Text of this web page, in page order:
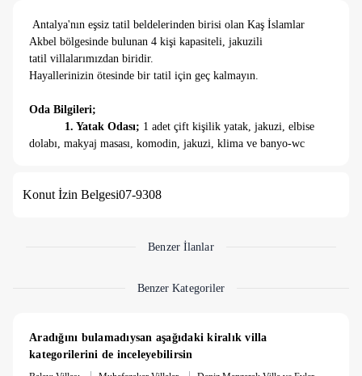
Antalya'nın eşsiz tatil beldelerinden birisi olan Kaş İslamlar
Akbel bölgesinde bulunan 4 kişi kapasiteli, jakuzili
tatil villalarımızdan biridir.
Hayallerinizin ötesinde bir tatil için geç kalmayın.
Oda Bilgileri;
1. Yatak Odası; 1 adet çift kişilik yatak, jakuzi, elbise
dolabı, makyaj masası, komodin, jakuzi, klima ve banyo-wc
makyaj masası, komodin, klima ve banyo-wc bulunmaktadır.
Villamızda tüm ihtiyaçlarınızı karşılayacak mutfak araç
Villamızın, 4*8 metre ebatlarında 1,50 metre
derinliğinde havuzu bulunmaktadır.
Konut İzin Belgesi07-9308
Benzer İlanlar
Benzer Kategoriler
Aradığını bulamadıysan aşağıdaki kiralık villa
kategorilerini de inceleyebilirsin